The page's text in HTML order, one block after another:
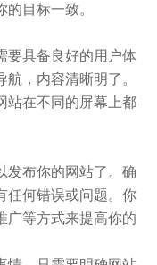
目标一致。
要具备良好的用户体
，内容清晰明了。
站在不同的屏幕上都
发布你的网站了。确
任何错误或问题。你
广等方式来提高你的